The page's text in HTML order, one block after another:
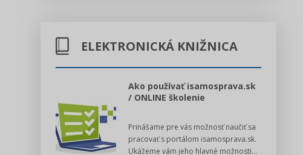
Online poradenstvo
Register neziskových organizácií
Legislatívne správy
ELEKTRONICKÁ KNIŽNICA
Ako používať isamosprava.sk
/ ONLINE školenie
Prinášame pre vás možnosť naučiť sa
pracovať s portálom isamosprava.sk.
Ukážeme vám jeho hlavné možnosti...